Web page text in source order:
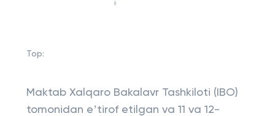
Top:
Maktab Xalqaro Bakalavr Tashkiloti (IBO)
tomonidan eʼtirof etilgan va 11 va 12-